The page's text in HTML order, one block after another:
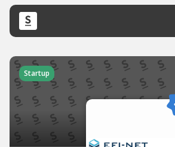
Startup